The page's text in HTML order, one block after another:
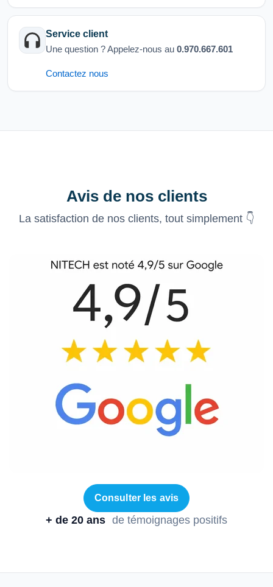
Service client
Une question ? Appelez-nous au 0.970.667.601
Contactez nous
Avis de nos clients
La satisfaction de nos clients, tout simplement 👇
Consulter les avis
+ de 20 ans de témoignages positifs